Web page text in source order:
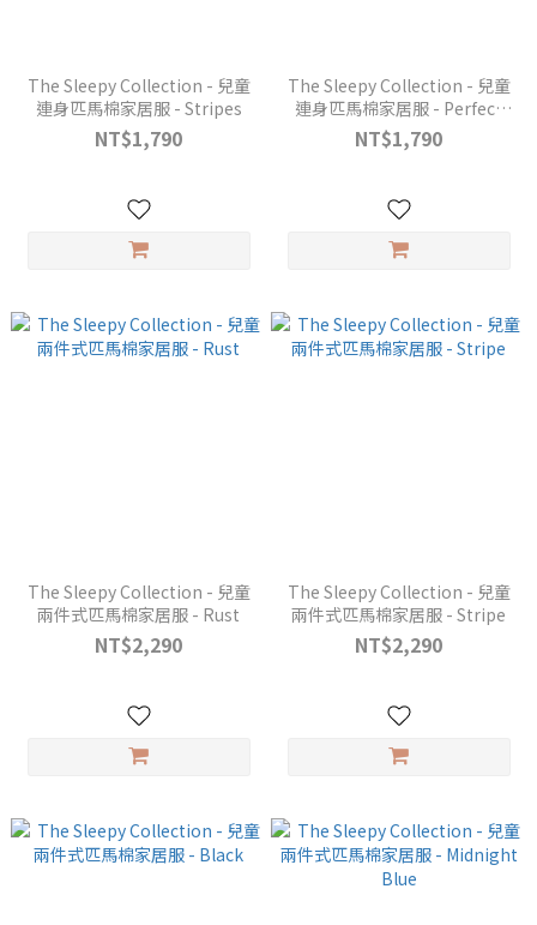
The Sleepy Collection - 兒童
連身匹馬棉家居服 - Stripes
NT$1,790
The Sleepy Collection - 兒童
連身匹馬棉家居服 - Perfect
Grey
NT$1,790
The Sleepy Collection - 兒童
兩件式匹馬棉家居服 - Rust
NT$2,290
The Sleepy Collection - 兒童
兩件式匹馬棉家居服 - Stripe
NT$2,290